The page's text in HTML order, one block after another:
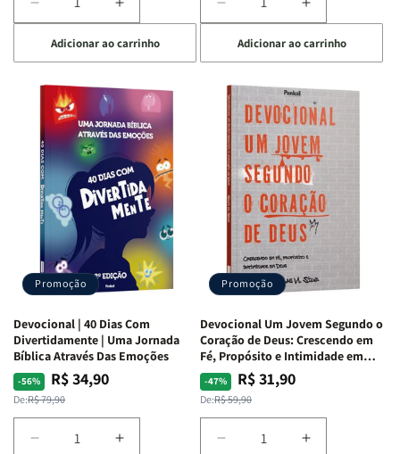
Diminuir
a
quantidade
de
Devocional
Quarto
de
Guerra
Isabelle
S.
Alves
Aumentar
a
quantidade
de
Devocional
Quarto
de
Guerra
|
Isabelle
S.
Alves
Adicionar ao carrinho
Diminuir
a
quantidade
de
Devocional
Café
com
Mulheres
da
Bíblia
Equipe
Teológica
Penkal
Aumentar
a
quantidade
de
Devocional
Café
com
Mulheres
da
Bíblia
|
Equipe
Teológica
Penkal
Adicionar ao carrinho
Promoção
Devocional | 40 Dias Com
Divertidamente | Uma Jornada
Bíblica Através Das Emoções
-56%
Preço
normal
De:R$ 79,90
Preço
promocional
R$ 34,90
Diminuir
Aumentar
Promoção
Devocional Um Jovem Segundo o
Coração de Deus: Crescendo em
Fé, Propósito e Intimidade em
Deus
-47%
Preço
normal
De:R$ 59,90
Preço
promocional
R$ 31,90
Diminuir
Aumentar